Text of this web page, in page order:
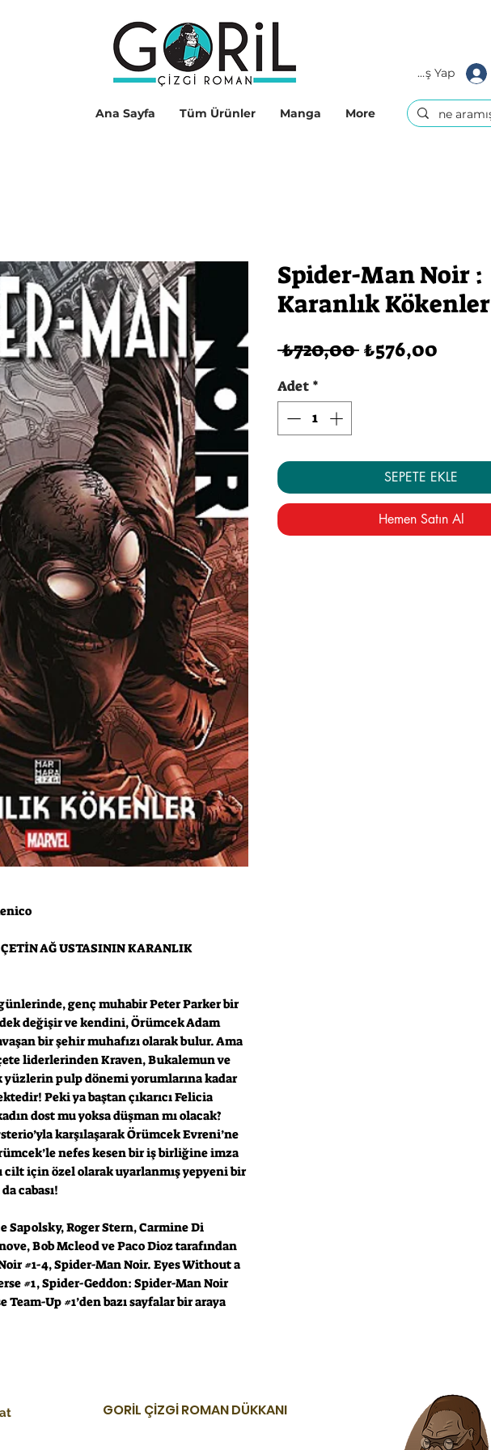
Ana Sayfa Tüm Ürünler Manga More
Giriş Yap
AĞ USTASININ KARANLIK
genç muhabir Peter Parker bir
dek değişir ve kendini, Örümcek Adam
bir şehir muhafızı olarak bulur. Ama
liderlerinden Kraven, Bukalemun ve
yüzlerin pulp dönemi yorumlarına kadar
Peki ya baştan çıkarıcı Felicia
dost mu yoksa düşman mı olacak?
karşılaşarak Örümcek Evreni’ne
nefes kesen bir iş birliğine imza
cilt için özel olarak uyarlanmış yepyeni bir
cabası!
Sapolsky, Roger Stern, Carmine Di
Bob Mcleod ve Paco Dioz tarafından
#1-4, Spider-Man Noir. Eyes Without a
#1, Spider-Geddon: Spider-Man Noir
Up #1’den bazı sayfalar bir araya
Spider-Man Noir :
Karanlık Kökenler
₺720,00 Normal
₺576,00
Adet *
SEPETE EKLE
Hemen Satın Al
GORİL ÇİZGİ ROMAN DÜKKANI